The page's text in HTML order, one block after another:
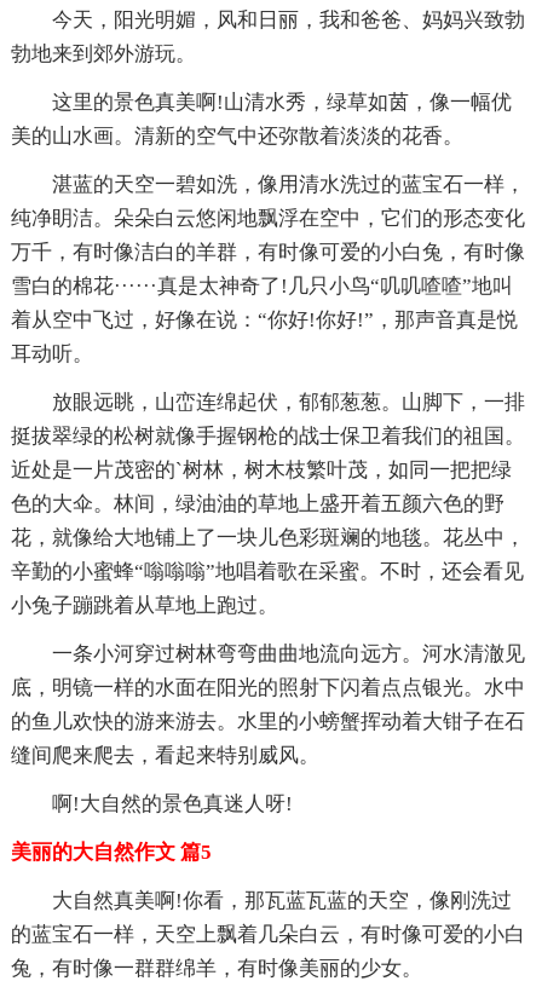
今天，阳光明媚，风和日丽，我和爸爸、妈妈兴致勃
勃地来到郊外游玩。
这里的景色真美啊!山清水秀，绿草如茵，像一幅优
美的山水画。清新的空气中还弥散着淡淡的花香。
湛蓝的天空一碧如洗，像用清水洗过的蓝宝石一样，
纯净眀洁。朵朵白云悠闲地飘浮在空中，它们的形态变化
万千，有时像洁白的羊群，有时像可爱的小白兔，有时像
雪白的棉花······真是太神奇了!几只小鸟“叽叽喳喳”地叫
着从空中飞过，好像在说：“你好!你好!”，那声音真是悦
耳动听。
放眼远眺，山峦连绵起伏，郁郁葱葱。山脚下，一排
挺拔翠绿的松树就像手握钢枪的战士保卫着我们的祖国。
近处是一片茂密的`树林，树木枝繁叶茂，如同一把把绿
色的大伞。林间，绿油油的草地上盛开着五颜六色的野
花，就像给大地铺上了一块儿色彩斑斓的地毯。花丛中，
辛勤的小蜜蜂“嗡嗡嗡”地唱着歌在采蜜。不时，还会看见
小兔子蹦跳着从草地上跑过。
一条小河穿过树林弯弯曲曲地流向远方。河水清澈见
底，明镜一样的水面在阳光的照射下闪着点点银光。水中
的鱼儿欢快的游来游去。水里的小螃蟹挥动着大钳子在石
缝间爬来爬去，看起来特别威风。
啊!大自然的景色真迷人呀!
美丽的大自然作文 篇5
大自然真美啊!你看，那瓦蓝瓦蓝的天空，像刚洗过
的蓝宝石一样，天空上飘着几朵白云，有时像可爱的小白
兔，有时像一群群绵羊，有时像美丽的少女。